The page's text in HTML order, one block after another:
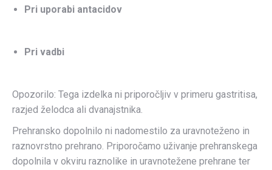
Pri uporabi antacidov
Pri vadbi
Opozorilo: Tega izdelka ni priporočljiv v primeru gastritisa,
razjed želodca ali dvanajstnika.
Prehransko dopolnilo ni nadomestilo za uravnoteženo in
raznovrstno prehrano. Priporočamo uživanje prehranskega
dopolnila v okviru raznolike in uravnotežene prehrane ter